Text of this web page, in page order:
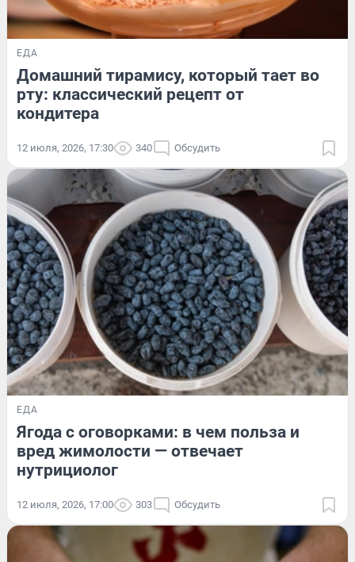
ЕДА
Домашний тирамису, который тает во
рту: классический рецепт от
кондитера
12 июля, 2026, 17:30 340 Обсудить
ЕДА
Ягода с оговорками: в чем польза и
вред жимолости — отвечает
нутрициолог
12 июля, 2026, 17:00 303 Обсудить